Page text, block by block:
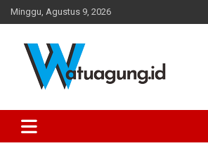
Skip
to
Minggu, Agustus 9, 2026
Watuagung.ID
Banyumas, Jawa Tengah